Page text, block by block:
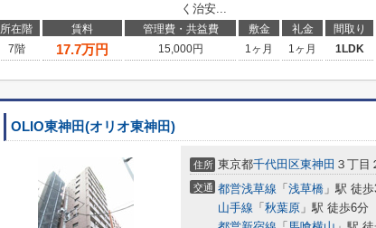
く治安...
所在階 賃料 管理費・共益費 敷金 礼金 間取り
7階
17.7万円 15,000円 1ヶ月 1ヶ月 1LDK
OLIO東神田(オリオ東神田)
住所 東京都千代田区東神田 ３丁目
交通 都営浅草線 「 浅草橋 」駅 徒
山手線 「 秋葉原 」駅 徒歩6分